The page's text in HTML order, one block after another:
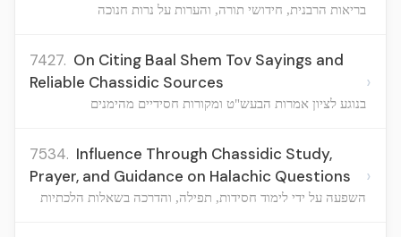
בריאות הרבנית, חידושי תורה, והערות על נרות חנוכה
7427. On Citing Baal Shem Tov Sayings and
Reliable Chassidic Sources
בנוגע לציון אמרות הבעש"ט ומקורות חסידיים מהימנים
›
7534. Influence Through Chassidic Study,
Prayer, and Guidance on Halachic Questions
השפעה על ידי לימוד חסידות, תפילה, והדרכה בשאלות הלכתיות
›